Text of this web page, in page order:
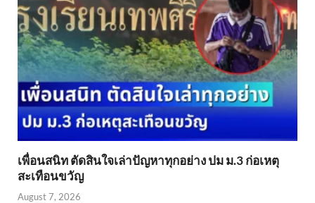
เพื่อนสนิท ตัดสินใจเล่าปัญหาทุกอย่าง ปม ม.3 ก่อเหตุ
สะเทือนขวัญ
August 7, 2026